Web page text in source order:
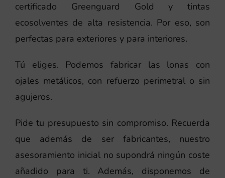
certificado Greenguard Gold y tintas
ecosolventes de alta resistencia. Por eso, son
perfectas para exteriores y para interiores.
Tú eliges. Podemos fabricar las lonas con
ojales metálicos, con refuerzo perimetral o sin
agujeros.
Pide tu presupuesto sin compromiso. Recuerda
que además de ser fabricantes, nuestro
asesoramiento inicial no supondrá ningún coste
añadido para ti. Además, disponemos de